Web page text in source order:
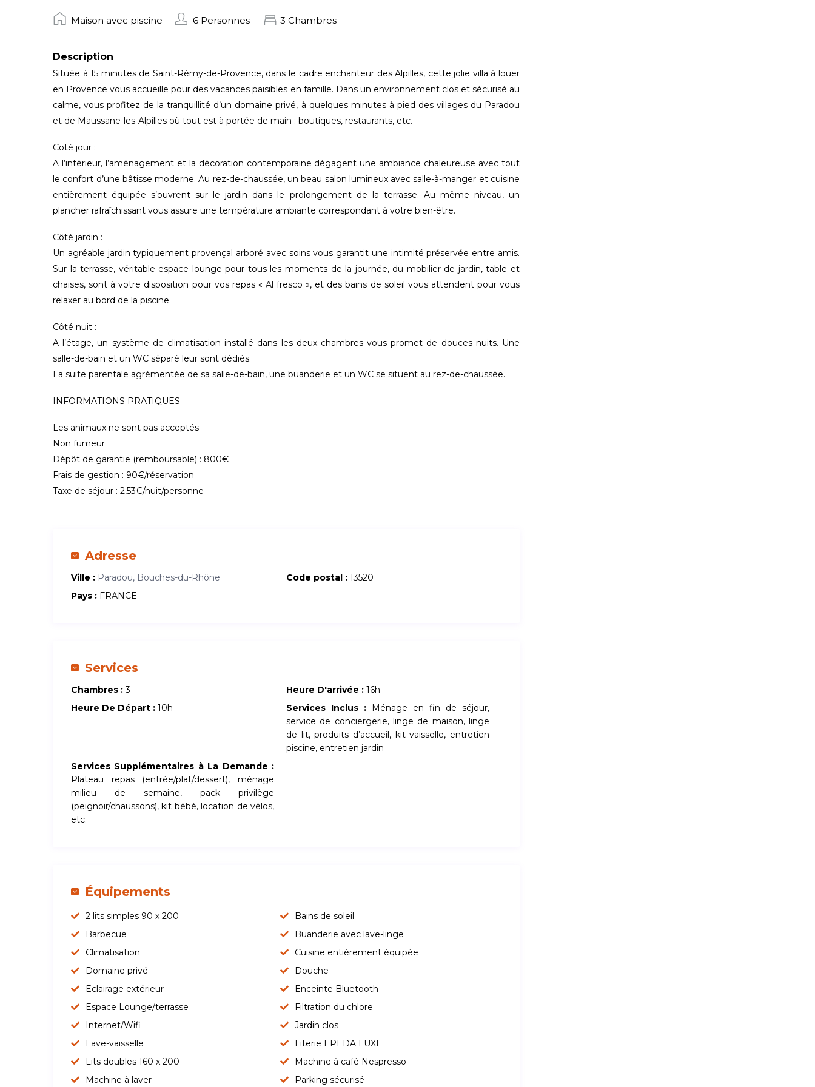
Maison avec piscine 6 Personnes 3 Chambres
Description
Située à 15 minutes de Saint-Rémy-de-Provence, dans le cadre enchanteur des Alpilles, cette jolie villa à louer
en Provence vous accueille pour des vacances paisibles en famille. Dans un environnement clos et sécurisé au
calme, vous profitez de la tranquillité d’un domaine privé, à quelques minutes à pied des villages du Paradou
et de Maussane-les-Alpilles où tout est à portée de main : boutiques, restaurants, etc.
Coté jour :
A l’intérieur, l’aménagement et la décoration contemporaine dégagent une ambiance chaleureuse avec tout
le confort d’une bâtisse moderne. Au rez-de-chaussée, un beau salon lumineux avec salle-à-manger et cuisine
entièrement équipée s’ouvrent sur le jardin dans le prolongement de la terrasse. Au même niveau, un
plancher rafraîchissant vous assure une température ambiante correspondant à votre bien-être.
Côté jardin :
Un agréable jardin typiquement provençal arboré avec soins vous garantit une intimité préservée entre amis.
Sur la terrasse, véritable espace lounge pour tous les moments de la journée, du mobilier de jardin, table et
chaises, sont à votre disposition pour vos repas « Al fresco », et des bains de soleil vous attendent pour vous
relaxer au bord de la piscine.
Côté nuit :
A l’étage, un système de climatisation installé dans les deux chambres vous promet de douces nuits. Une
salle-de-bain et un WC séparé leur sont dédiés.
La suite parentale agrémentée de sa salle-de-bain, une buanderie et un WC se situent au rez-de-chaussée.
INFORMATIONS PRATIQUES
Les animaux ne sont pas acceptés
Non fumeur
Dépôt de garantie (remboursable) : 800€
Frais de gestion : 90€/réservation
Taxe de séjour : 2,53€/nuit/personne
Adresse
Ville : Paradou, Bouches-du-Rhône Code postal : 13520
Pays : FRANCE
Services
Chambres :3 Heure D'arrivée : 16h
Heure De Départ : 10h Services Inclus : Ménage en fin de séjour,
service de conciergerie, linge de maison, linge
de lit, produits d’accueil, kit vaisselle, entretien
piscine, entretien jardin
Services Supplémentaires à La Demande :
Plateau repas (entrée/plat/dessert), ménage
milieu de semaine, pack privilège
(peignoir/chaussons), kit bébé, location de vélos,
etc.
Équipements
2 lits simples 90 x 200
Bains de soleil
Barbecue
Buanderie avec lave-linge
Climatisation
Cuisine entièrement équipée
Domaine privé
Douche
Eclairage extérieur
Enceinte Bluetooth
Espace Lounge/terrasse
Filtration du chlore
Internet/Wifi
Jardin clos
Lave-vaisselle
Literie EPEDA LUXE
Lits doubles 160 x 200
Machine à café Nespresso
Machine à laver
Parking sécurisé